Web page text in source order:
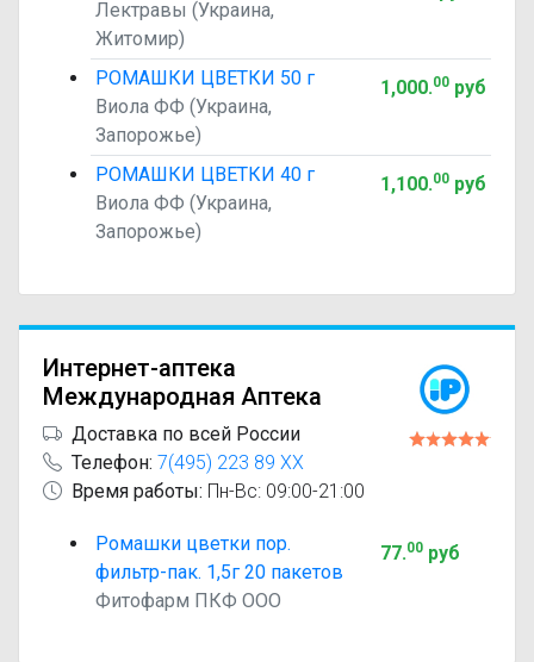
Лектравы (Украина,
Житомир)
РОМАШКИ ЦВЕТКИ 50 г
Виола ФФ (Украина,
Запорожье)
1,000.00руб
РОМАШКИ ЦВЕТКИ 40 г
Виола ФФ (Украина,
Запорожье)
1,100.00руб
Интернет-аптека
Международная Аптека
Доставка по всей России
Телефон: 7(495) 223 89 XX
Время работы: Пн-Вс: 09:00-21:00
Ромашки цветки пор.
фильтр-пак. 1,5г 20 пакетов
Фитофарм ПКФ ООО
77.00руб